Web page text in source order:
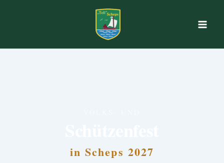
in Scheps 2027